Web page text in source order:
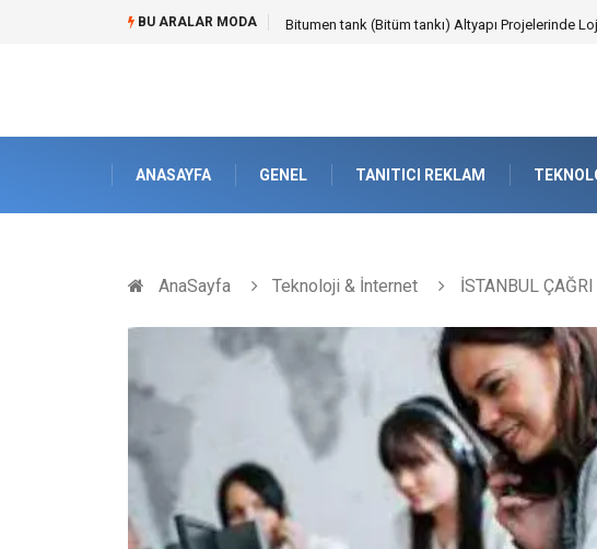
BU ARALAR MODA Güvenilir Chip Satışı: Kesintisiz Poker Deneyimi
ANASAYFA GENEL TANITICI REKLAM
AnaSayfa Teknoloji & İnternet İSTANBUL